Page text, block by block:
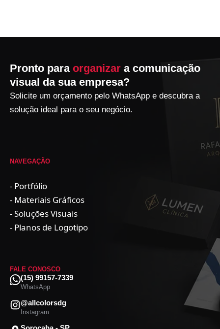
Pronto para organizar a comunicação
visual da sua empresa?
Solicite um orçamento pelo WhatsApp e descubra a
solução ideal para o seu negócio.
NAVEGAÇÃO
- Portfólio
- Materiais Gráficos
- Soluções Visuais
- Planos de Logotipo
FALE CONOSCO
(15) 99157-7339
WhatsApp
@allcolorsdg
Instagram